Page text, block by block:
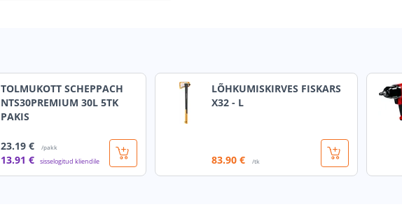
TOLMUKOTT SCHEPPACH
NTS30PREMIUM 30L 5TK
PAKIS
23.19 € /pakk
13.91 € sisselogitud kliendile
LÕHKUMISKIRVES FISKARS
X32 - L
83.90 € /tk